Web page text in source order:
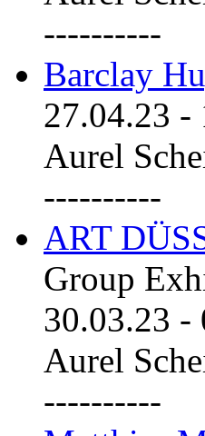
----------
Barclay
27.04.23 -
Aurel
----------
ART
Group
30.03.23 -
Aurel
----------